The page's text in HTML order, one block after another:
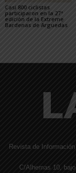
Casi 800 ciclistas
participaron en la 27ª
edición de la Extreme
Bardenas de Arguedas
Revista de
C/Alhemas 10,